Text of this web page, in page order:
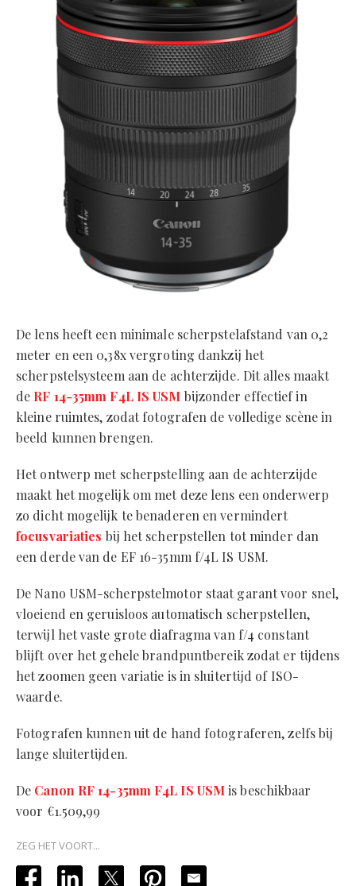
De lens heeft een minimale scherpstelafstand van 0,2
meter en een 0,38x vergroting dankzij het
scherpstelsysteem aan de achterzijde. Dit alles maakt
de RF 14-35mm F4L IS USM bijzonder effectief in
kleine ruimtes, zodat fotografen de volledige scène in
beeld kunnen brengen.
Het ontwerp met scherpstelling aan de achterzijde
maakt het mogelijk om met deze lens een onderwerp
zo dicht mogelijk te benaderen en vermindert
focusvariaties bij het scherpstellen tot minder dan
een derde van de EF 16-35mm f/4L IS USM.
De Nano USM-scherpstelmotor staat garant voor snel,
vloeiend en geruisloos automatisch scherpstellen,
terwijl het vaste grote diafragma van f/4 constant
blijft over het gehele brandpuntbereik zodat er tijdens
het zoomen geen variatie is in sluitertijd of ISO-
waarde.
Fotografen kunnen uit de hand fotograferen, zelfs bij
lange sluitertijden.
De Canon RF 14-35mm F4L IS USMis beschikbaar
voor €1.509,99
ZEG HET VOORT...